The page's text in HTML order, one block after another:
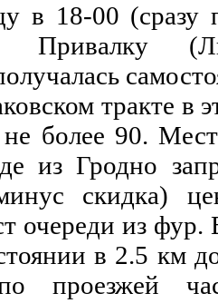
в 18-00 (сразу
Привалку
тракте в
не более 90.
из Гродно
скидка)
очереди из фур.
в 2.5 км
проезжей